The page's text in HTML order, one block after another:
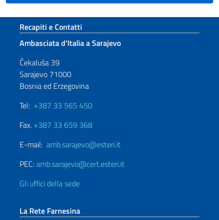
Sezione footer
Recapiti e Contatti
Ambasciata d’Italia a Sarajevo
Čekaluša 39
Sarajevo 71000
Bosnia ed Erzegovina
Tel: +387 33 565 450
Fax. +387 33 659 368
E-mail: amb.sarajevo@esteri.it
PEC:amb.sarajevo@cert.esteri.it
Gli uffici della sede
La Rete Farnesina